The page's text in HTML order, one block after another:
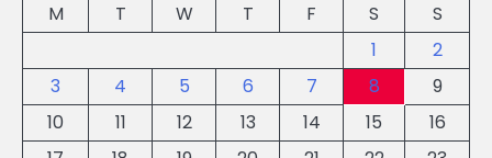
M
T W T F S
S
1
2
3
4 5 6 7 8
9
10
11 12 13 14 15
16